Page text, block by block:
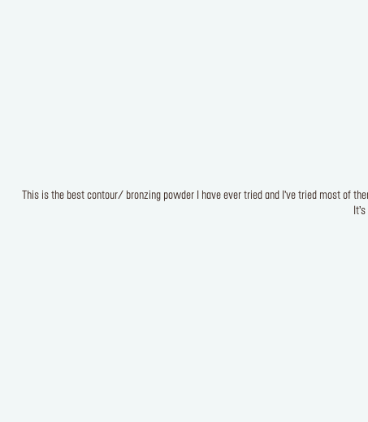
This is the best contour/ bronzing powder I have ever tried and I’ve tried most of